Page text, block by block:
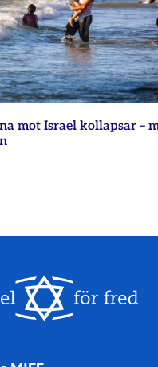
mot Israel kollapsar –